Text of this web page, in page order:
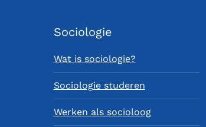
Sociologie
Wat is sociologie?
Sociologie studeren
Werken als socioloog